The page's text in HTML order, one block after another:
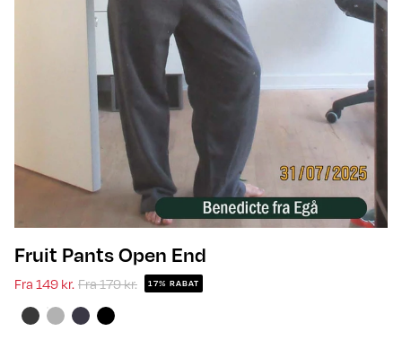
Fruit Pants Open End
Fra 149 kr. Fra179 kr. 17% RABAT